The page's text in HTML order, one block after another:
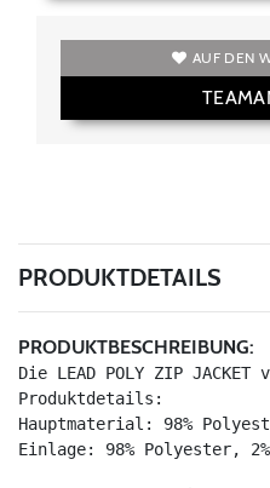
AUF DEN
PRODUKTDETAILS
PRODUKTBESCHREIBUNG:
Die LEAD POLY ZIP
Produktdetails:
Hauptmaterial: 98%
Einlage: 98% Polyester,